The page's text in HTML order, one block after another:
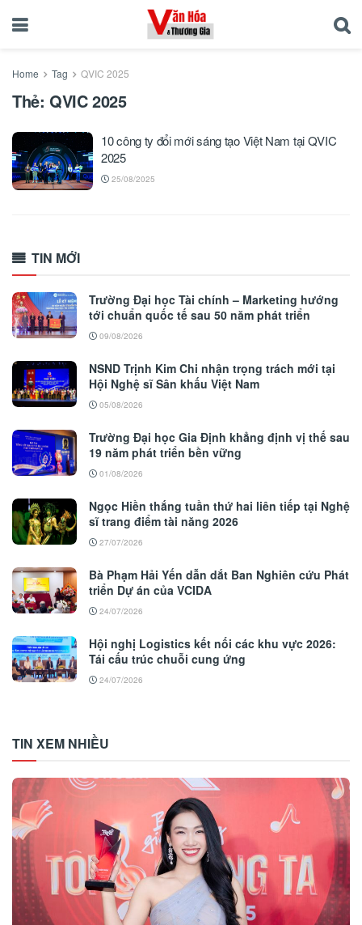
Home Tag QVIC 2025
Thẻ: QVIC 2025
10 công ty đổi mới sáng tạo Việt Nam tại QVIC
2025
25/08/2025
TIN MỚI
Trường Đại học Tài chính – Marketing hướng
tới chuẩn quốc tế sau 50 năm phát triển
09/08/2026
NSND Trịnh Kim Chi nhận trọng trách mới tại
Hội Nghệ sĩ Sân khấu Việt Nam
05/08/2026
Trường Đại học Gia Định khẳng định vị thế sau
19 năm phát triển bền vững
01/08/2026
Ngọc Hiền thắng tuần thứ hai liên tiếp tại Nghệ
sĩ trang điểm tài năng 2026
27/07/2026
Bà Phạm Hải Yến dẫn dắt Ban Nghiên cứu Phát
triển Dự án của VCIDA
24/07/2026
Hội nghị Logistics kết nối các khu vực 2026:
Tái cấu trúc chuỗi cung ứng
24/07/2026
TIN XEM NHIỀU